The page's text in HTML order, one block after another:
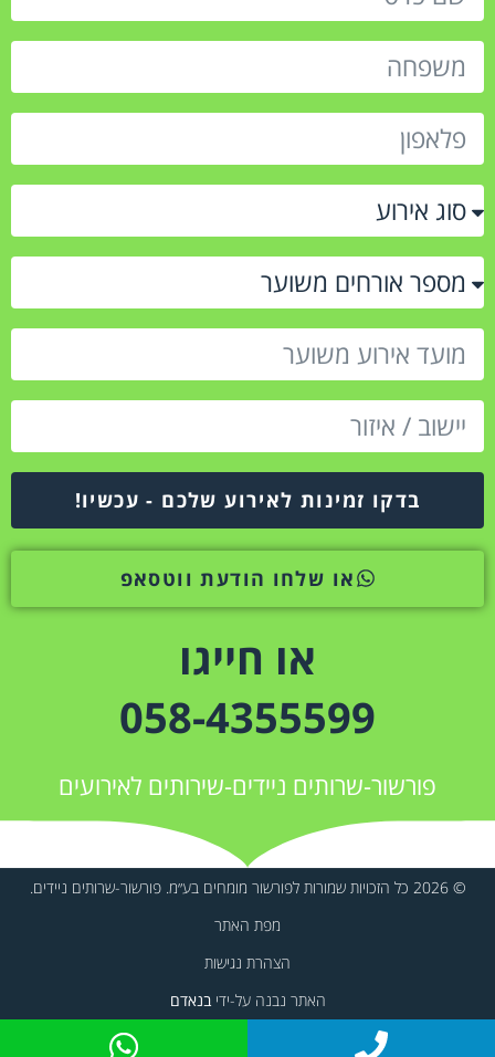
בדקו זמינות לאירוע שלכם - עכשיו!
או שלחו הודעת ווטסאפ
או חייגו
058-4355599
פורשור-שרותים ניידים-שירותים לאירועים
© 2026 כל הזכויות שמורות לפורשור מומחים בע״מ. פורשור-שרותים ניידים.
מפת האתר
הצהרת נגישות
האתר נבנה על-ידיבנאדם